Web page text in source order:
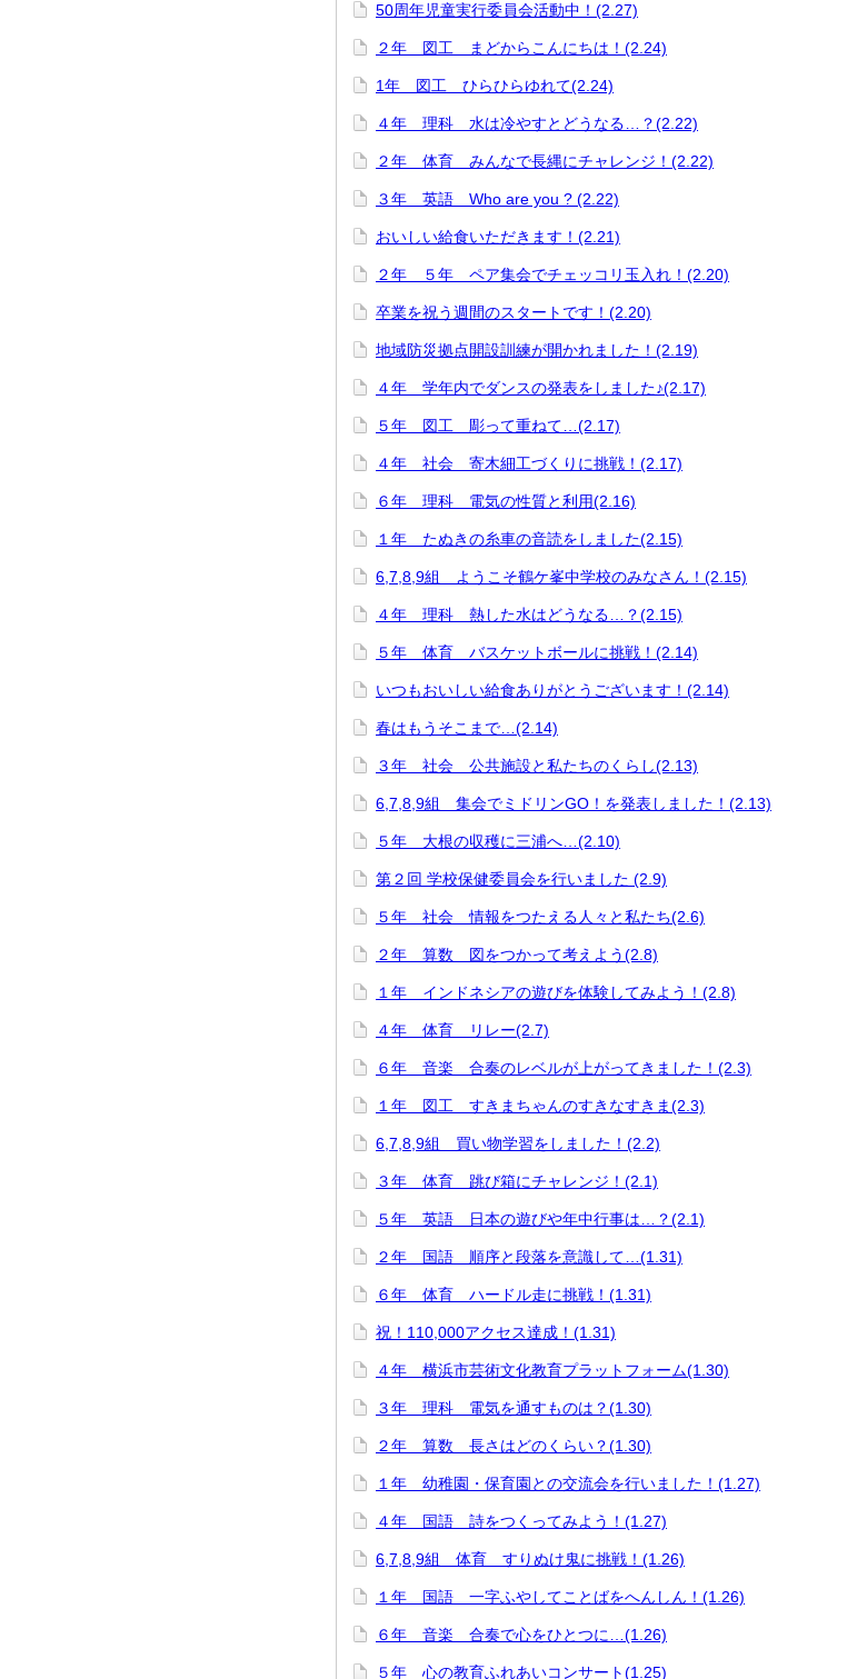
50周年児童実行委員会活動中！(2.27)
２年 図工 まどからこんにちは！(2.24)
1年 図工 ひらひらゆれて(2.24)
４年 理科 水は冷やすとどうなる…？(2.22)
２年 体育 みんなで長縄にチャレンジ！(2.22)
３年 英語 Who are you ? (2.22)
おいしい給食いただきます！(2.21)
２年 ５年 ペア集会でチェッコリ玉入れ！(2.20)
卒業を祝う週間のスタートです！(2.20)
地域防災拠点開設訓練が開かれました！(2.19)
４年 学年内でダンスの発表をしました♪(2.17)
５年 図工 彫って重ねて…(2.17)
４年 社会 寄木細工づくりに挑戦！(2.17)
６年 理科 電気の性質と利用(2.16)
１年 たぬきの糸車の音読をしました(2.15)
6,7,8,9組 ようこそ鶴ケ峯中学校のみなさん！(2.15)
４年 理科 熱した水はどうなる…？(2.15)
５年 体育 バスケットボールに挑戦！(2.14)
いつもおいしい給食ありがとうございます！(2.14)
春はもうそこまで…(2.14)
３年 社会 公共施設と私たちのくらし(2.13)
6,7,8,9組 集会でミドリンGO！を発表しました！(2.13)
５年 大根の収穫に三浦へ…(2.10)
第２回 学校保健委員会を行いました (2.9)
５年 社会 情報をつたえる人々と私たち(2.6)
２年 算数 図をつかって考えよう(2.8)
１年 インドネシアの遊びを体験してみよう！(2.8)
４年 体育 リレー(2.7)
６年 音楽 合奏のレベルが上がってきました！(2.3)
１年 図工 すきまちゃんのすきなすきま(2.3)
6,7,8,9組 買い物学習をしました！(2.2)
３年 体育 跳び箱にチャレンジ！(2.1)
５年 英語 日本の遊びや年中行事は…？(2.1)
２年 国語 順序と段落を意識して…(1.31)
６年 体育 ハードル走に挑戦！(1.31)
祝！110,000アクセス達成！(1.31)
４年 横浜市芸術文化教育プラットフォーム(1.30)
３年 理科 電気を通すものは？(1.30)
２年 算数 長さはどのくらい？(1.30)
１年 幼稚園・保育園との交流会を行いました！(1.27)
４年 国語 詩をつくってみよう！(1.27)
6,7,8,9組 体育 すりぬけ鬼に挑戦！(1.26)
１年 国語 一字ふやしてことばをへんしん！(1.26)
６年 音楽 合奏で心をひとつに…(1.26)
５年 心の教育ふれあいコンサート(1.25)